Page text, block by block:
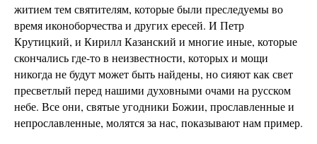
житием тем святителям, которые были преследуемы во
время иконоборчества и других ересей. И Петр
Крутицкий, и Кирилл Казанский и многие иные, которые
скончались где-то в неизвестности, которых и мощи
никогда не будут может быть найдены, но сияют как свет
пресветлый перед нашими духовными очами на русском
небе. Все они, святые угодники Божии, прославленные и
непрославленные, молятся за нас, показывают нам пример.